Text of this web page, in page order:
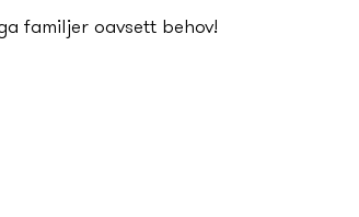
familjer oavsett behov!